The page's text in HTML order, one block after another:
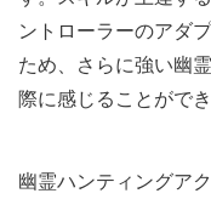
ントローラーのアダ
ため、さらに強い幽
際に感じることがで
幽霊ハンティングア